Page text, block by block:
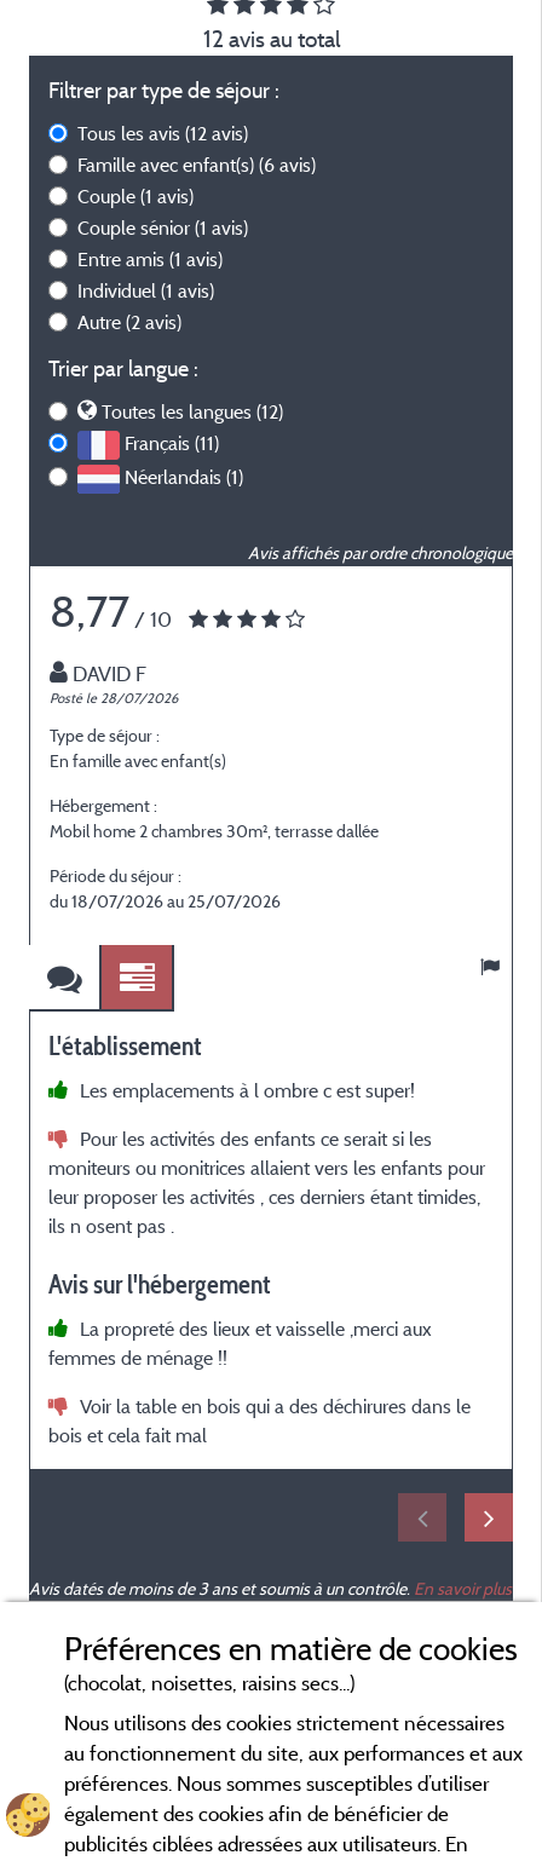
12 avis au total
Filtrer par type de séjour :
Tous les avis (12 avis)
Famille avec enfant(s) (6 avis)
Couple (1 avis)
Couple sénior (1 avis)
Entre amis (1 avis)
Individuel (1 avis)
Autre (2 avis)
Trier par langue :
Toutes les langues (12)
Français (11)
Néerlandais (1)
Avis affichés par ordre chronologique
8,77 / 10
DAVID F
Posté le 28/07/2026
Type de séjour :
En famille avec enfant(s)
Hébergement :
Mobil home 2 chambres 30m², terrasse dallée
Période du séjour :
du 18/07/2026 au 25/07/2026
L'établissement
Les emplacements à l ombre c est super!
Pour les activités des enfants ce serait si les
moniteurs ou monitrices allaient vers les enfants pour
leur proposer les activités , ces derniers étant timides,
ils n osent pas .
Avis sur l'hébergement
La propreté des lieux et vaisselle ,merci aux
femmes de ménage !!
Voir la table en bois qui a des déchirures dans le
bois et cela fait mal
Avis datés de moins de 3 ans et soumis à un contrôle. En savoir plus
Préférences en matière de cookies
(chocolat, noisettes, raisins secs...)
Nous utilisons des cookies strictement nécessaires
au fonctionnement du site, aux performances et aux
préférences. Nous sommes susceptibles d’utiliser
également des cookies afin de bénéficier de
publicités ciblées adressées aux utilisateurs. En